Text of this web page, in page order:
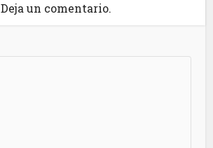
Deja un comentario.